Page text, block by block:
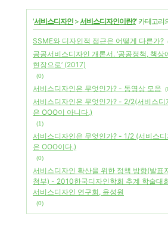
'서비스디자인 >서비스디자인이란?' 카테고리
SSME와 디자인적 접근은 어떻게 다른가?
공공서비스디자인 개론서. ‘공공정책, 책상
현장으로’ (2017)
(0)
서비스디자인은 무엇인가? - 동영상 모음
서비스디자인은 무엇인가? - 2/2(서비스디
은 OOO이 아니다.)
(1)
서비스디자인은 무엇인가? - 1/2 (서비스디
은 OOO이다.)
(0)
서비스디자인 확산을 위한 정책 방향(발표
첨부) - 2010한국디자인학회 추계 학술대
서비스디자인 연구회, 윤성원
(0)